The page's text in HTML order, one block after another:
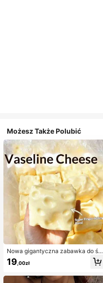
Możesz Także Polubić
Nowa gigantyczna zabawka do ści
skania w kształcie sera z nadzienie
m, kwadratowa piłka serowa do ści
a, powolne odbijanie, obudowa z T
19 ,00zł